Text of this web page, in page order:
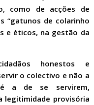
como de acções de
“gatunos de colarinho
e éticos, na gestão da
honestos e
o colectivo e não a
a de se servirem,
legitimidade provisória